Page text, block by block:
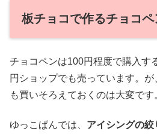
板チョコで作るチョコペ
チョコペンは100円程度で購入す
円ショップでも売っています。
も買いそろえておくのは大変です
ゆっこぱんでは、 アイシングの絞